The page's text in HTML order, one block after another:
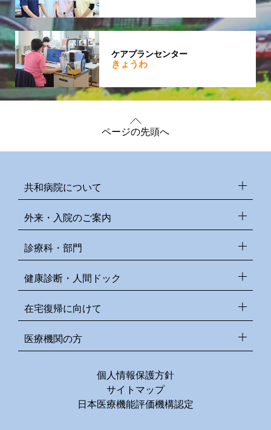
ケアプランセンター
きょうわ
ページの先頭へ
共和病院について
外来・入院のご案内
診療科・部門
健康診断・人間ドック
在宅復帰に向けて
医療機関の方
個人情報保護方針
サイトマップ
日本医療機能評価機構認定